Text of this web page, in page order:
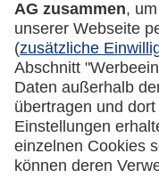
Datenschutz
Cookie Einstellungen